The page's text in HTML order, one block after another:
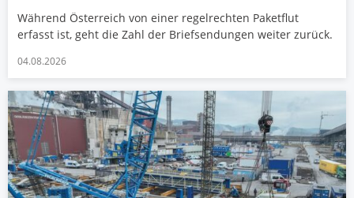
Während Österreich von einer regelrechten Paketflut
erfasst ist, geht die Zahl der Briefsendungen weiter zurück.
04.08.2026